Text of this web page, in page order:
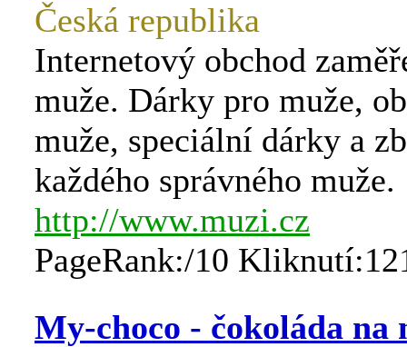
Česká republika
Internetový obchod
muže. Dárky pro muže,
muže, speciální dárky a
každého správného muže.
http://www.muzi.cz
PageRank:/10
My-choco - čokoláda na